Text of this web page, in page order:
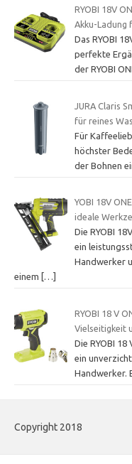
RYOBI 18V
Akku-Ladung
Das RYOBI
perfekte
der RYOBI
JURA Claris
für reines
Für
höchster
der Bohnen
YOBI 18V
ideale
Die RYOBI
ein
Handwerker
einem
[…]
RYOBI 18 V
Vielseitigkeit
Die RYOBI
ein
Handwerker.
Copyright 2018